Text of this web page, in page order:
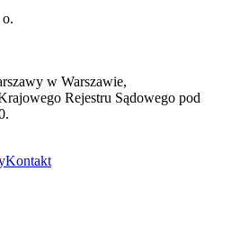
w Warszawie,
Rejestru Sądowego pod
Kontakt